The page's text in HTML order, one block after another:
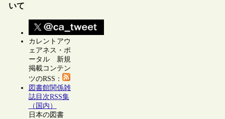
いて
カレントアウ
ェアネス・ポ
ータル 新規
掲載コンテン
ツのRSS：
図書館関係雑
誌目次RSS集
（国内）
日本の図書